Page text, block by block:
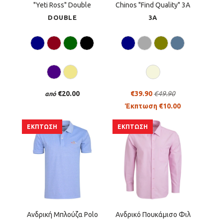
"Yeti Ross" Double
DOUBLE
από €20.00
Chinos "Find Quality" 3Α
3Α
€39.90€49.90
Έκπτωση €10.00
Aνδρική Μπλούζα Polo
ΈΚΠΤΩΣΗ
Ανδρικό Πουκάμισο Φιλ
ΈΚΠΤΩΣΗ